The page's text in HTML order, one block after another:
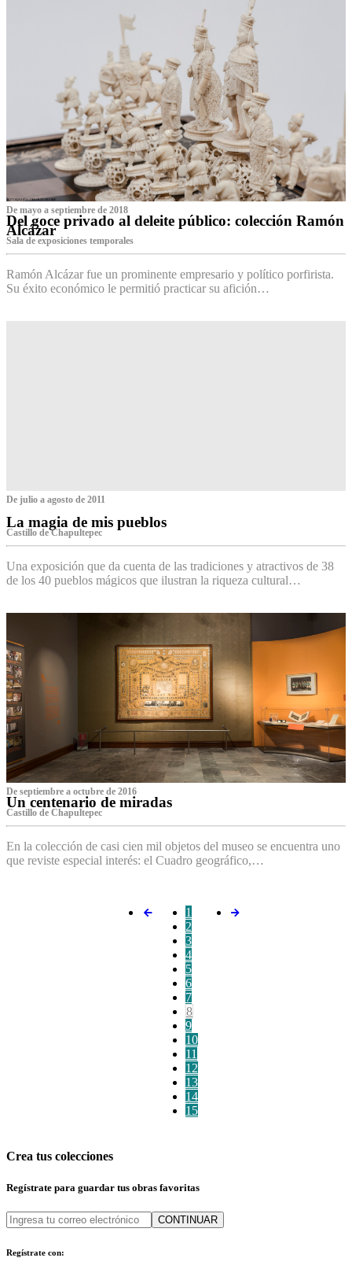
De mayo a septiembre de 2018
Del goce privado al deleite público: colección Ramón
Alcázar
Sala de exposiciones temporales
Ramón Alcázar fue un prominente empresario y político porfirista.
Su éxito económico le permitió practicar su afición…
De julio a agosto de 2011
La magia de mis pueblos
Castillo de Chapultepec
Una exposición que da cuenta de las tradiciones y atractivos de 38
de los 40 pueblos mágicos que ilustran la riqueza cultural…
De septiembre a octubre de 2016
Un centenario de miradas
Castillo de Chapultepec
En la colección de casi cien mil objetos del museo se encuentra uno
que reviste especial interés: el Cuadro geográfico,…
1
2
3
4
5
6
7
8
9
10
11
12
13
14
15
Crea tus colecciones
Regístrate para guardar tus obras favoritas
CONTINUAR
Regístrate con: